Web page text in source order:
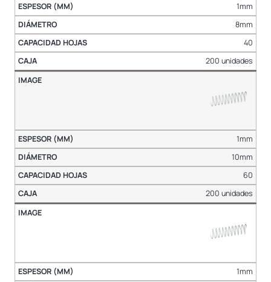
1mm
8mm
40
200 unidades
1mm
10mm
60
200 unidades
1mm